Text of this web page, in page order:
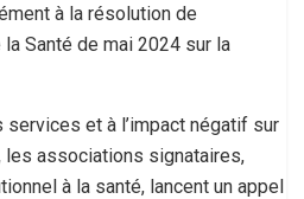
à la résolution de
Santé de mai 2024 sur la
services et à l’impact négatif sur
les associations signataires,
à la santé, lancent un appel